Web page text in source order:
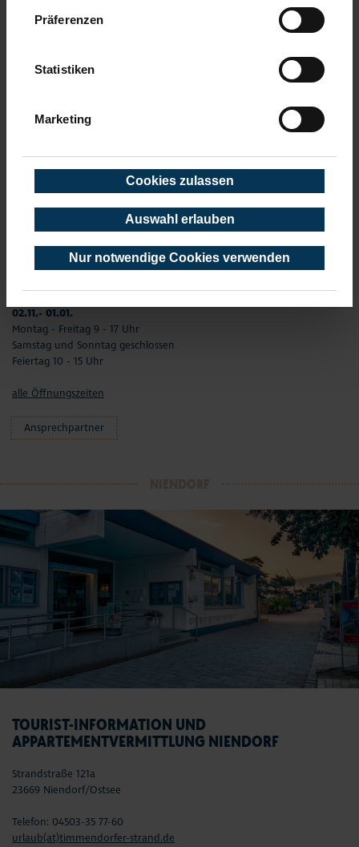
Präferenzen
Statistiken
Marketing
Cookies zulassen
Auswahl erlauben
Nur notwendige Cookies verwenden
info(at)timmendorfer-strand.de
02.01. - 31.03.
Montag –Freitag 9 - 17 Uhr
Samstag und Sonntag geschlossen
01.04. - 01.11.
Montag - Freitag 9 - 17 Uhr
Samstag und Feiertag 10 - 15 Uhr
02.11.- 01.01.
Montag - Freitag 9 - 17 Uhr
Samstag und Sonntag geschlossen
Feiertag 10 - 15 Uhr
alle Öffnungszeiten
Ansprechpartner
TOURIST-INFORMATION UND
APPARTEMENTVERMITTLUNG NIENDORF
Strandstraße 121a
23669 Niendorf/Ostsee
Telefon: 04503-35 77-60
urlaub(at)timmendorfer-strand.de